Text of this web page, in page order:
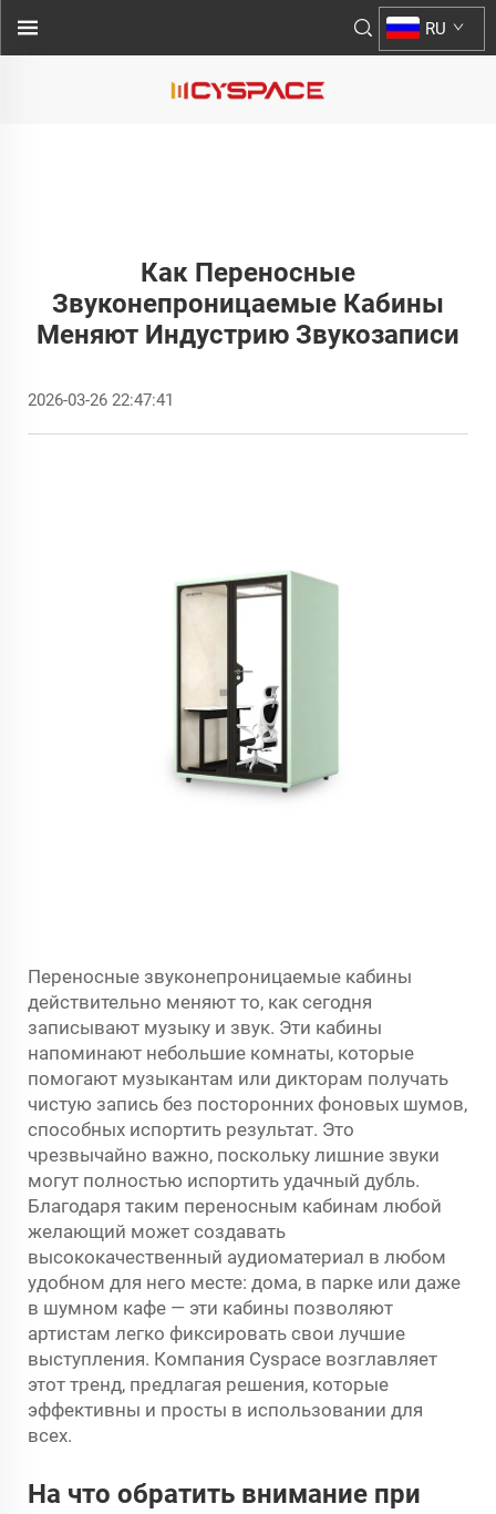
RU
Как Переносные
Звуконепроницаемые Кабины
Меняют Индустрию Звукозаписи
2026-03-26 22:47:41
Переносные звуконепроницаемые кабины
действительно меняют то, как сегодня
записывают музыку и звук. Эти кабины
напоминают небольшие комнаты, которые
помогают музыкантам или дикторам получать
чистую запись без посторонних фоновых шумов,
способных испортить результат. Это
чрезвычайно важно, поскольку лишние звуки
могут полностью испортить удачный дубль.
Благодаря таким переносным кабинам любой
желающий может создавать
высококачественный аудиоматериал в любом
удобном для него месте: дома, в парке или даже
в шумном кафе — эти кабины позволяют
артистам легко фиксировать свои лучшие
выступления. Компания Cyspace возглавляет
этот тренд, предлагая решения, которые
эффективны и просты в использовании для
всех.
На что обратить внимание при